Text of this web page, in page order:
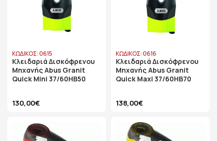
ΚΩΔΙΚΟΣ: 0615
Κλειδαριά Δισκόφρενου
Μηχανής Abus Granit
Quick Mini 37/60HB50
130,00€
ΚΩΔΙΚΟΣ: 0616
Κλειδαριά Δισκόφρενου
Μηχανής Abus Granit
Quick Maxi 37/60HB70
138,00€